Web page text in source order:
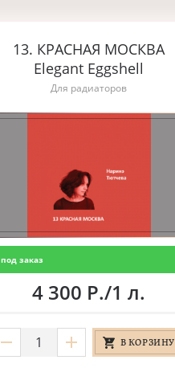
13. КРАСНАЯ МОСКВА
Elegant Eggshell
Для радиаторов
под заказ
4 300 Р./1 л.
В КОРЗИНУ